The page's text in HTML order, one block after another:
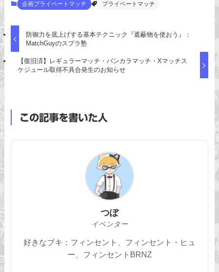
企画プライベートマッチ プライベートマッチ
防御力を底上げする基本テクニック『遮蔽物を使おう』：
MatchGuyのスプラ塾
【復旧済】レギュラーマッチ・バンカラマッチ・Xマッチス
ケジュール取得不具合発生のお知らせ
この記事を書いた人
つぼ
イベンター
好きなブキ：フィンセント、フィンセント・ヒュ
ー、フィンセントBRNZ